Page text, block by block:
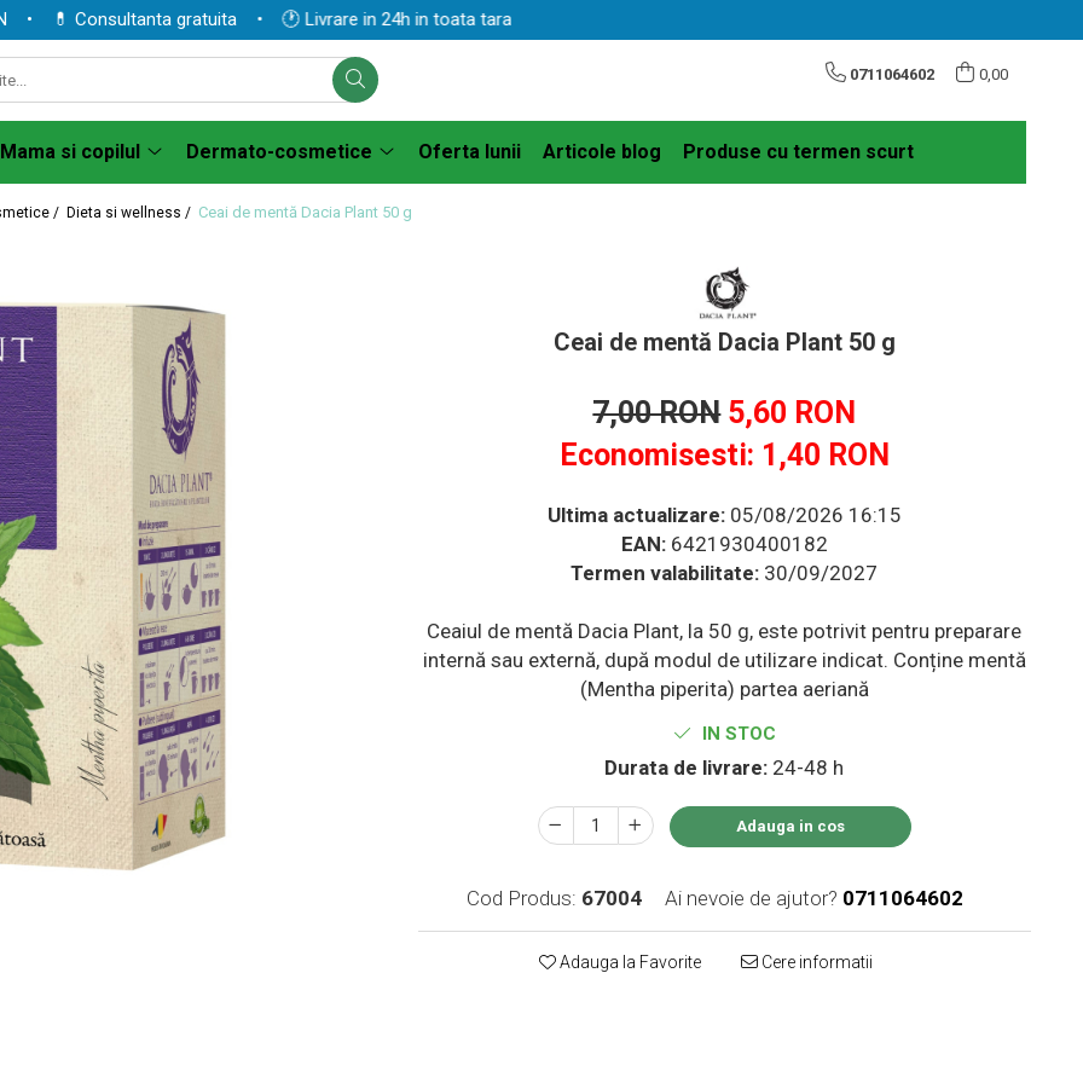
• 💊 Consultanta gratuita • 🕐 Livrare in 24h in toata tara
0711064602 0,00
Mama si copilul Dermato-cosmetice Oferta lunii Articole blog Produse cu termen scurt
/ Dieta si wellness / Ceai de mentă Dacia Plant 50 g
Ceai de mentă Dacia Plant 50 g
7,00 RON 5,60 RON
Economisesti: 1,40 RON
Ultima actualizare:05/08/2026 16:15
EAN:6421930400182
Termen valabilitate: 30/09/2027
Ceaiul de mentă Dacia Plant, la 50 g, este potrivit pentru preparare
internă sau externă, după modul de utilizare indicat. Conține mentă
(Mentha piperita) partea aeriană
IN STOC
Durata de livrare: 24-48 h
Adauga in cos
Cod Produs: 67004 Ai nevoie de ajutor? 0711064602
Adauga la Favorite Cere informatii